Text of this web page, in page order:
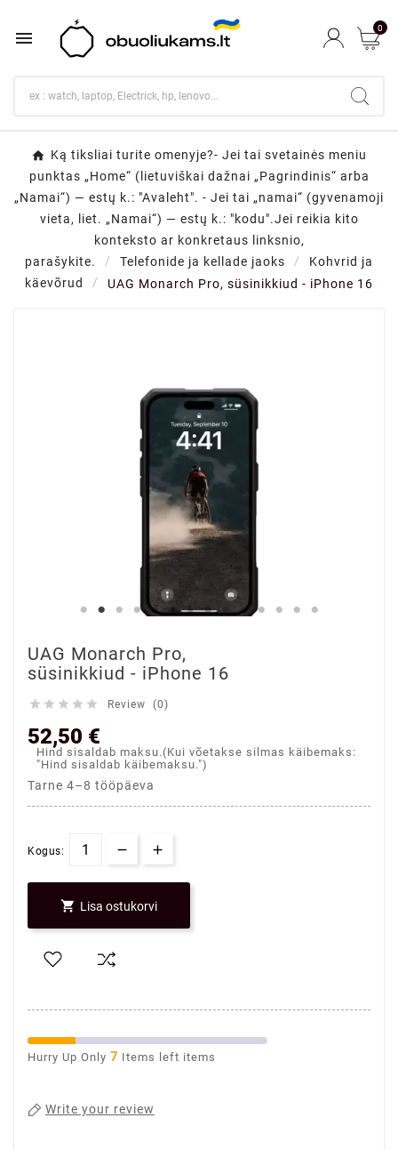
 0
Ką tiksliai turite omenyje?- Jei tai svetainės meniu
punktas „Home“ (lietuviškai dažnai „Pagrindinis“ arba
„Namai“) — estų k.: "Avaleht". - Jei tai „namai“ (gyvenamoji
vieta, liet. „Namai“) — estų k.: "kodu".Jei reikia kito
konteksto ar konkretaus linksnio,
parašykite.
Telefonide ja kellade jaoks
Kohvrid ja
käevõrud
UAG Monarch Pro, süsinikkiud - iPhone 16
UAG Monarch Pro,
süsinikkiud - iPhone 16
     Review (0)
52,50 €
Hind sisaldab maksu.(Kui võetakse silmas käibemaks:
"Hind sisaldab käibemaksu.")
Tarne 4–8 tööpäeva
Kogus:
 Lisa ostukorvi
Hurry Up Only 7 Items left items
Write your review